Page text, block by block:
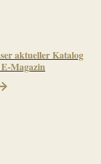
aktueller Katalog
Magazin